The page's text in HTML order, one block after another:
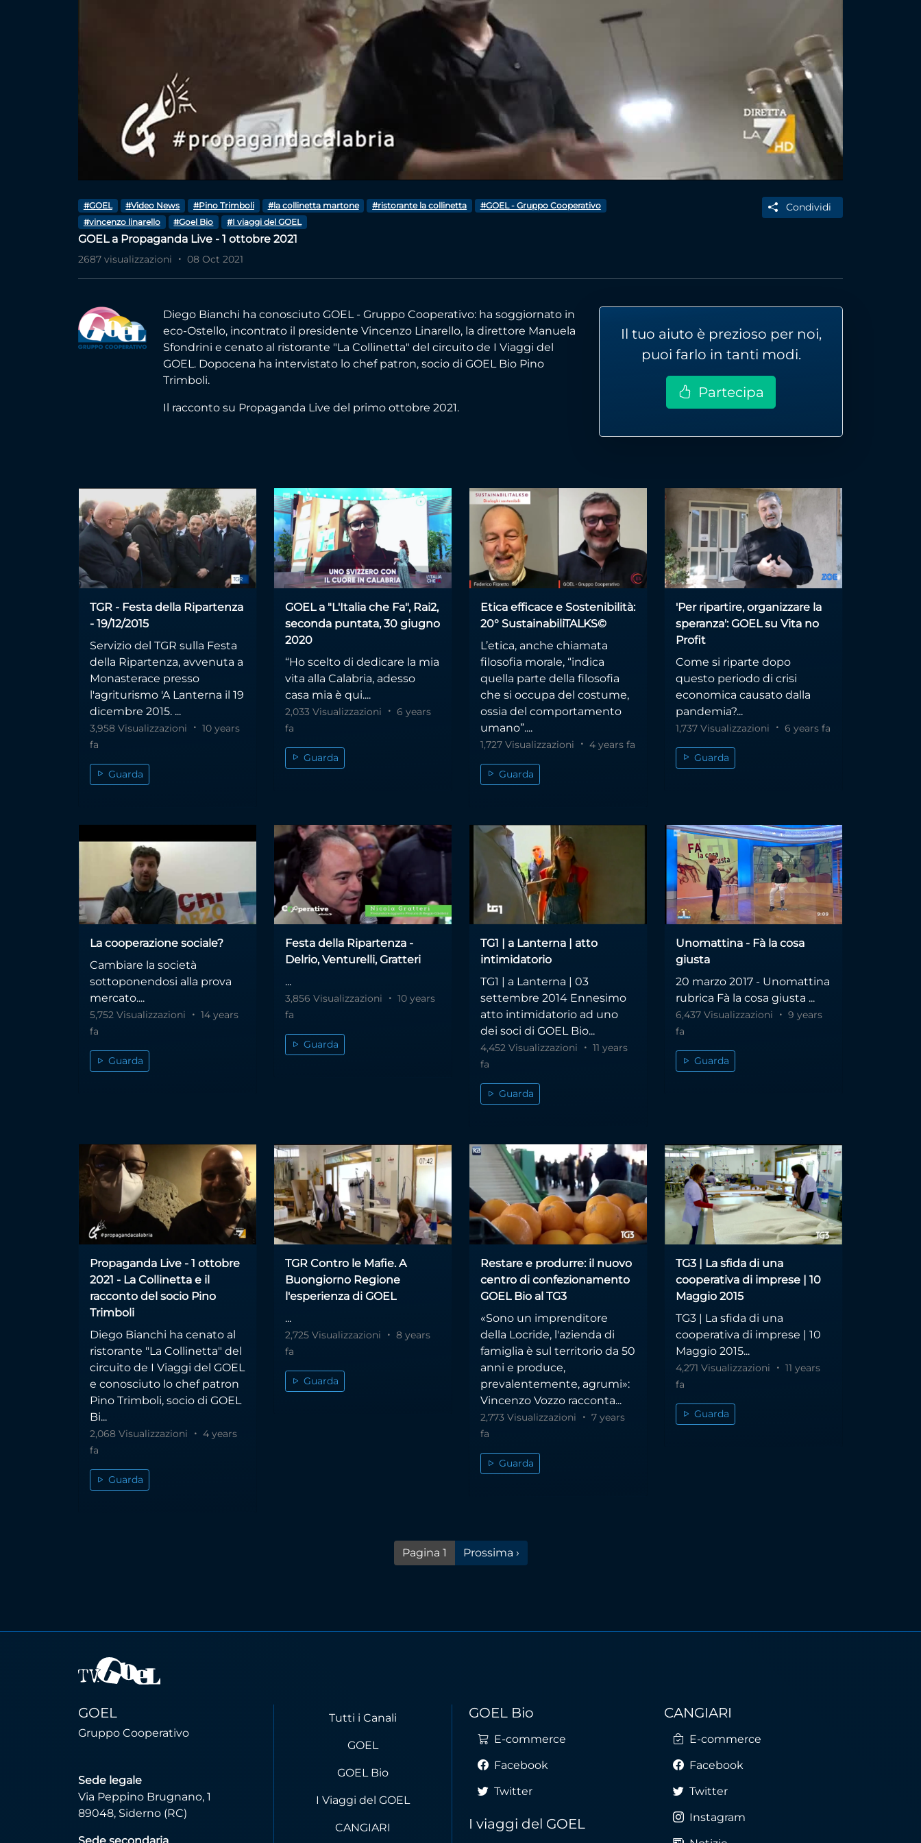
Video
#GOEL #Video News #Pino Trimboli #la collinetta martone #ristorante la collinetta
#GOEL - Gruppo Cooperativo
#vincenzo linarello
#Goel Bio #I viaggi del GOEL
Condividi
GOEL a Propaganda Live - 1 ottobre 2021
2687 visualizzazioni 08 Oct 2021
Diego Bianchi ha conosciuto GOEL - Gruppo Cooperativo: ha soggiornato in
eco-Ostello, incontrato il presidente Vincenzo Linarello, la direttore Manuela
Sfondrini e cenato al ristorante "La Collinetta" del circuito de I Viaggi del
GOEL. Dopocena ha intervistato lo chef patron, socio di GOEL Bio Pino
Trimboli.
Il racconto su Propaganda Live del primo ottobre 2021.
Il tuo aiuto è prezioso per noi,
puoi farlo in tanti modi.
Partecipa
TGR - Festa della Ripartenza
- 19/12/2015
Servizio del TGR sulla Festa
della Ripartenza, avvenuta a
Monasterace presso
l'agriturismo 'A Lanterna il 19
dicembre 2015. ...
3,958 Visualizzazioni
10 years
fa
Guarda
GOEL a "L'Italia che Fa", Rai2,
seconda puntata, 30 giugno
2020
“Ho scelto di dedicare la mia
vita alla Calabria, adesso
casa mia è qui....
2,033 Visualizzazioni
6 years
fa
Guarda
Etica efficace e Sostenibilità:
20° SustainabiliTALKS©
L’etica, anche chiamata
filosofia morale, “indica
quella parte della filosofia
che si occupa del costume,
ossia del comportamento
umano”....
1,727 Visualizzazioni 4 years fa
Guarda
'Per ripartire, organizzare la
speranza': GOEL su Vita no
Profit
Come si riparte dopo
questo periodo di crisi
economica causato dalla
pandemia?...
1,737 Visualizzazioni 6 years fa
Guarda
La cooperazione sociale?
Cambiare la società
sottoponendosi alla prova
mercato....
5,752 Visualizzazioni
14 years
fa
Guarda
Festa della Ripartenza -
Delrio, Venturelli, Gratteri
...
3,856 Visualizzazioni
10 years
fa
Guarda
TG1 | a Lanterna | atto
intimidatorio
TG1 | a Lanterna | 03
settembre 2014 Ennesimo
atto intimidatorio ad uno
dei soci di GOEL Bio...
4,452 Visualizzazioni
11 years
fa
Guarda
Unomattina - Fà la cosa
giusta
20 marzo 2017 - Unomattina
rubrica Fà la cosa giusta ...
6,437 Visualizzazioni
9 years
fa
Guarda
Propaganda Live - 1 ottobre
2021 - La Collinetta e il
racconto del socio Pino
Trimboli
Diego Bianchi ha cenato al
ristorante "La Collinetta" del
circuito de I Viaggi del GOEL
e conosciuto lo chef patron
Pino Trimboli, socio di GOEL
Bi...
2,068 Visualizzazioni
4 years
fa
Guarda
TGR Contro le Mafie. A
Buongiorno Regione
l'esperienza di GOEL
...
2,725 Visualizzazioni
8 years
fa
Guarda
Restare e produrre: il nuovo
centro di confezionamento
GOEL Bio al TG3
«Sono un imprenditore
della Locride, l'azienda di
famiglia è sul territorio da 50
anni e produce,
prevalentemente, agrumi»:
Vincenzo Vozzo racconta...
2,773 Visualizzazioni
7 years
fa
Guarda
TG3 | La sfida di una
cooperativa di imprese | 10
Maggio 2015
TG3 | La sfida di una
cooperativa di imprese | 10
Maggio 2015...
4,271 Visualizzazioni
11 years
fa
Guarda
Pagina 1 Pagina successiva
Prossima ›
GOEL
Gruppo Cooperativo
Sede legale
Via Peppino Brugnano, 1
89048, Siderno (RC)
Tutti i Canali
GOEL
GOEL Bio
I Viaggi del GOEL
CANGIARI
GOEL Bio
E-commerce
Facebook
Twitter
I viaggi del GOEL
CANGIARI
E-commerce
Facebook
Twitter
Instagram